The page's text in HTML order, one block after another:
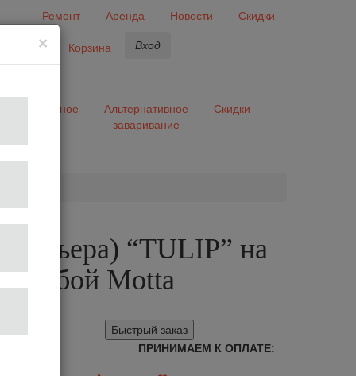
Ремонт Аренда Новости
Скидки
Корзина Вход
Разное
Альтернативное
заваривание
Скидки
(латьера) “TULIP” на
Motta
Быстрый заказ
ПРИНИМАЕМ К ОПЛАТЕ:
×